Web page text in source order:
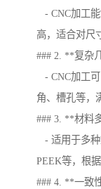
- CNC加工
高，适合对尺
### 2. **复杂
- CNC加工
角、槽孔等，
### 3. **材料
- 适用于多种
PEEK等，根
### 4. **一致